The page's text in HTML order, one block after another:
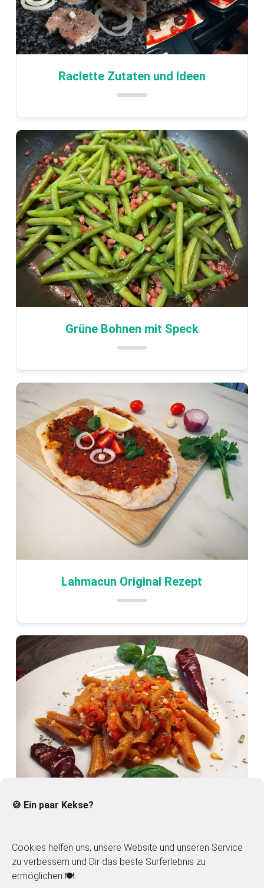
🍪 Ein paar Kekse?
Cookies helfen uns, unsere Website und unseren Service
zu verbessern und Dir das beste Surferlebnis zu
ermöglichen.🍽️
Raclette Zutaten und Ideen
Grüne Bohnen mit Speck
Lahmacun Original Rezept